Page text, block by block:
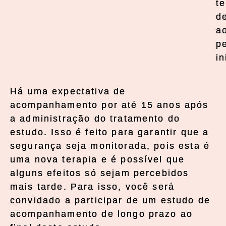
Há uma expectativa de
acompanhamento por até 15 anos após
a administração do tratamento do
estudo. Isso é feito para garantir que a
segurança seja monitorada, pois esta é
uma nova terapia e é possível que
alguns efeitos só sejam percebidos
mais tarde. Para isso, você será
convidado a participar de um estudo de
acompanhamento de longo prazo ao